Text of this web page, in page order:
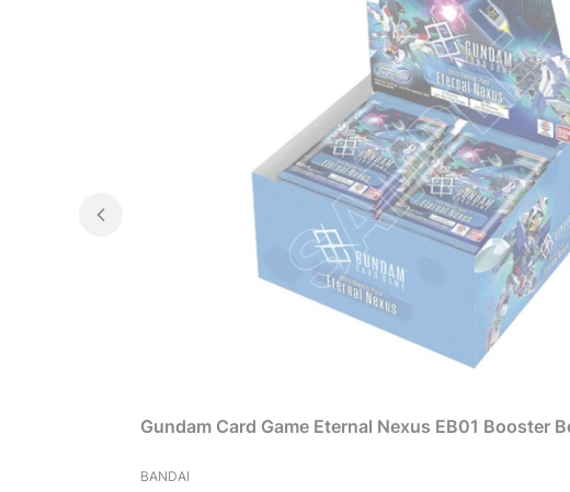
Gundam Card Game Eternal Nexus EB01 Booster
PRODUCENT
BANDAI